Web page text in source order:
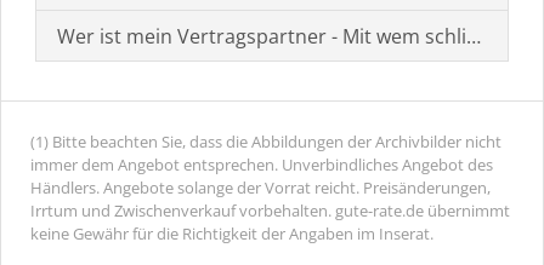
Wer ist mein Vertragspartner - Mit wem schließe ich
(1) Bitte beachten Sie, dass die Abbildungen der Archivbilder nicht
immer dem Angebot entsprechen. Unverbindliches Angebot des
Händlers. Angebote solange der Vorrat reicht. Preisänderungen,
Irrtum und Zwischenverkauf vorbehalten. gute-rate.de übernimmt
keine Gewähr für die Richtigkeit der Angaben im Inserat.